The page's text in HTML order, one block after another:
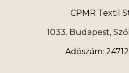
CPMR Textil
1033. Budapest,
Adószám: